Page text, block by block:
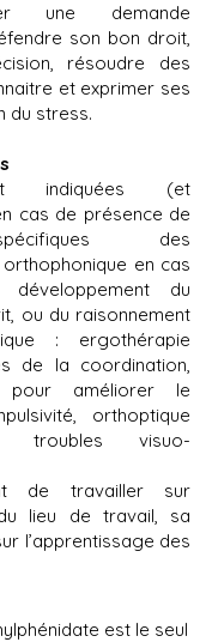
une demande
son bon droit,
résoudre des
et exprimer ses
du stress.
indiquées (et
cas de présence de
des
en cas
du
ou du raisonnement
: ergothérapie
de la coordination,
pour améliorer le
orthoptique
troubles visuo-
de travailler sur
du lieu de travail, sa
l’apprentissage des
est le seul